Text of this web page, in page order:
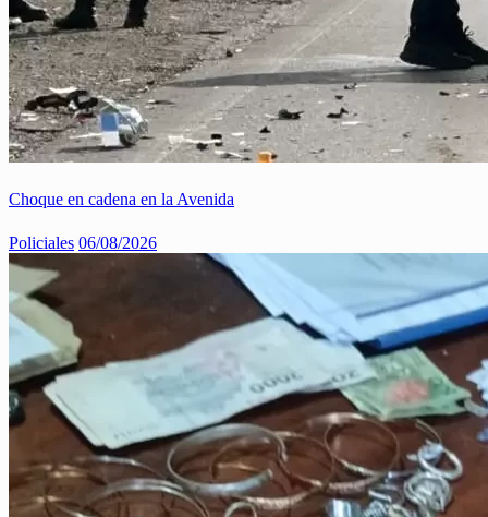
Choque en cadena en la Avenida
Policiales 06/08/2026